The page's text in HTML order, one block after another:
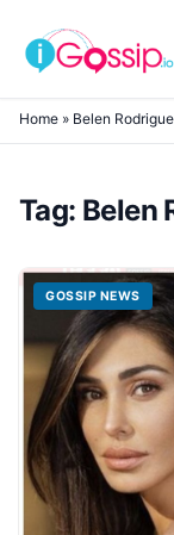
Skip to content
Home » Belen
Tag: Belen
GOSSIP NEWS